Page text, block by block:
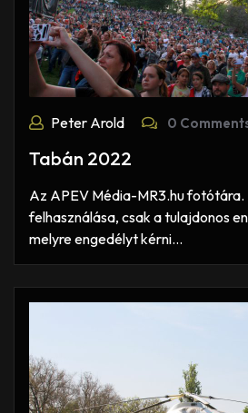
Peter Arold 0
Tabán 2022
Az APEV Média-MR3.hu
felhasználása, csak a tulajdonos
melyre engedélyt kérni…